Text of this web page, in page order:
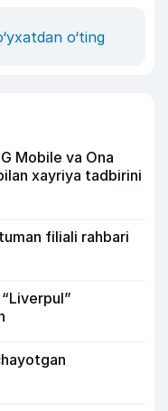
o‘ting
Mobile va Ona
xayriya tadbirini
filiali rahbari